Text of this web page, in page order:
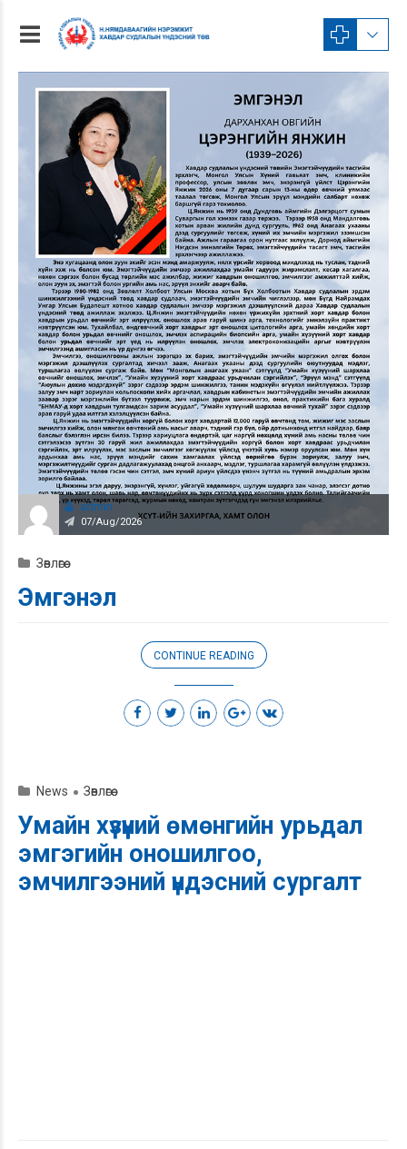
admin
07/Aug/2026
Зөвлөгөө
Эмгэнэл
CONTINUE READING
News Зөвлөгөө
Умайн хүзүүний өмөнгийн урьдал
эмгэгийн оношилгоо,
эмчилгээний үндэсний сургалт